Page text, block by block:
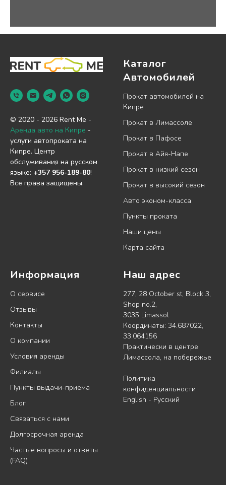
© 2020 - 2026 Rent Me -
Аренда авто на Кипре -
услуги автопроката на
Кипре. Центр
обслуживания на русском
языке: +357 956-189-80!
Все права защищены.
Каталог
Автомобилей
Прокат автомобилей на
Кипре
Прокат в Лимассоле
Прокат в Пафосе
Прокат в Айя-Напе
Прокат в низкий сезон
Прокат в высокий сезон
Авто эконом-класса
Пункты проката
Наши цены
Карта сайта
Информация
О сервисе
Отзывы
Контакты
О компании
Условия аренды
Филиалы
Пункты выдачи-приема
Блог
Связаться с нами
Долгосрочная аренда
Частые вопросы и ответы
(FAQ)
Наш адрес
277, 28 October st, Block 3,
Shop no.2,
3035 Limassol
Координаты: 34.687022,
33.064156
Практически в центре
Лимассола, на побережье
Политика
конфиденциальности
English - Русский